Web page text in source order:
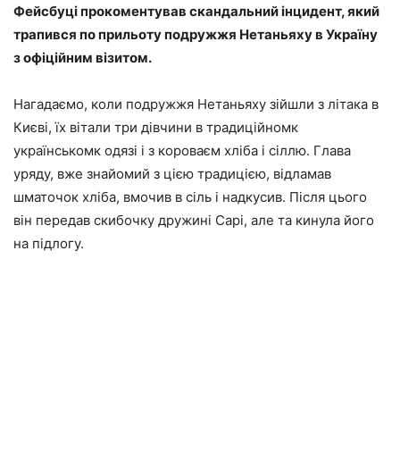
Фейсбуці прокоментував скандальний інцидент, який
трапився по прильоту подружжя Нетаньяху в Україну
з офіційним візитом.
Нагадаємо, коли подружжя Нетаньяху зійшли з літака в
Києві, їх вітали три дівчини в традиційномк
українськомк одязі і з короваєм хліба і сіллю. Глава
уряду, вже знайомий з цією традицією, відламав
шматочок хліба, вмочив в сіль і надкусив. Після цього
він передав скибочку дружині Сарі, але та кинула його
на підлогу.